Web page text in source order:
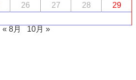
26 27 28
29
« 8月
10月 »